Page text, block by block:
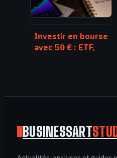
Investir en bourse
avec 50 € : ETF,
BUSINESSART